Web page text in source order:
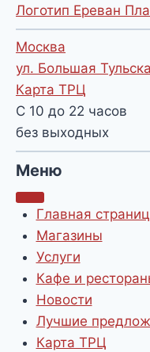
Логотип Ереван
Москва
ул. Большая
Карта ТРЦ
С 10 до 22 часов
без выходных
Меню
Главная
Магазины
Услуги
Кафе и
Новости
Лучшие
Карта ТРЦ